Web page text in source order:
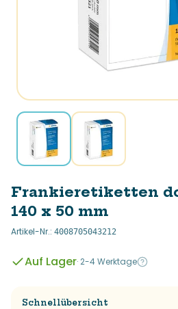
Frankieretiketten
140 x 50 mm
Artikel-Nr.: 4008705043212
Auf Lager· 2-4 Werktage
Schnellübersicht